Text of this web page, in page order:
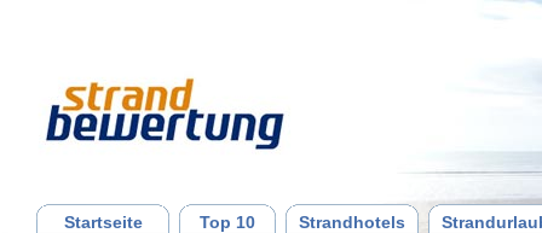
Startseite Top 10 Strandhotels